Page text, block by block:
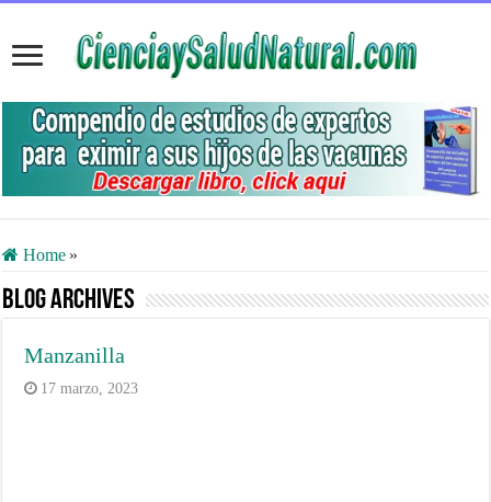
Home »
Blog Archives
Manzanilla
17 marzo, 2023